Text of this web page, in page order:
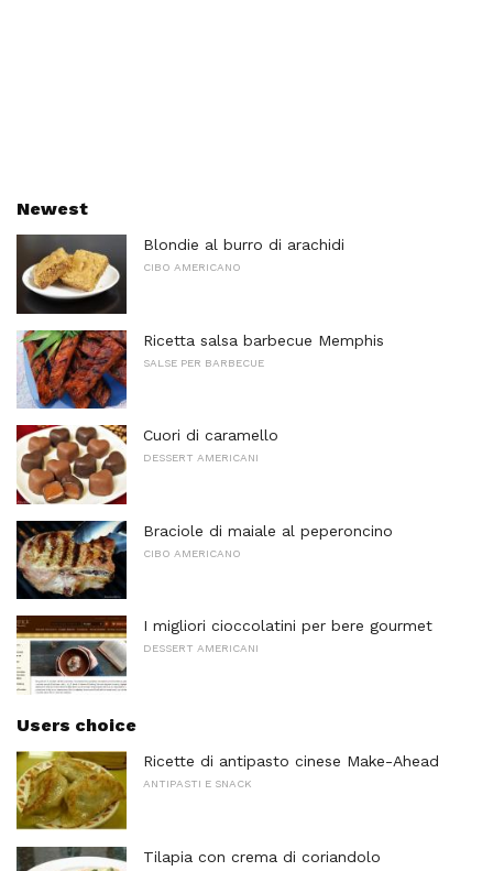
Newest
Blondie al burro di arachidi
CIBO AMERICANO
Ricetta salsa barbecue Memphis
SALSE PER BARBECUE
Cuori di caramello
DESSERT AMERICANI
Braciole di maiale al peperoncino
CIBO AMERICANO
I migliori cioccolatini per bere gourmet
DESSERT AMERICANI
Users choice
Ricette di antipasto cinese Make-Ahead
ANTIPASTI E SNACK
Tilapia con crema di coriandolo